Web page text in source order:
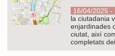
16/04/2025 -
la ciutadania
enjardinades
ciutat, així
completats